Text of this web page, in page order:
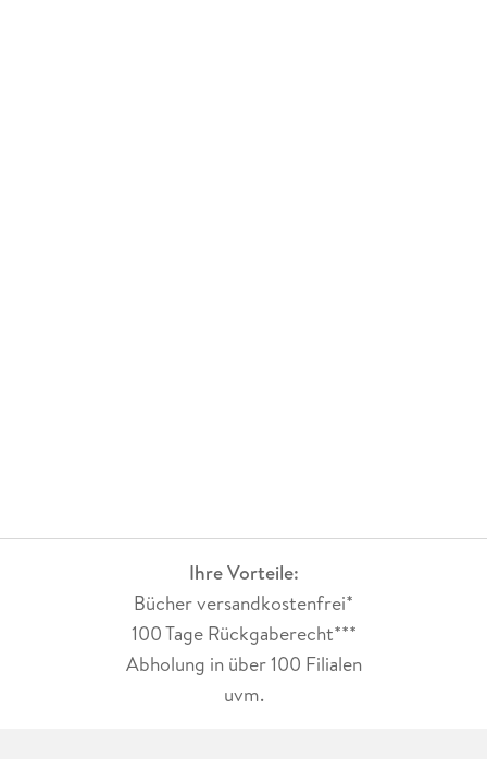
Ihre Vorteile:
Bücher versandkostenfrei*
100 Tage Rückgaberecht***
Abholung in über 100 Filialen
uvm.